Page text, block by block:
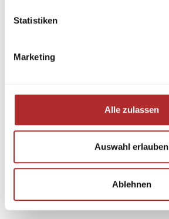
Statistiken
Marketing
Alle zulassen
Auswahl erlauben
Ablehnen